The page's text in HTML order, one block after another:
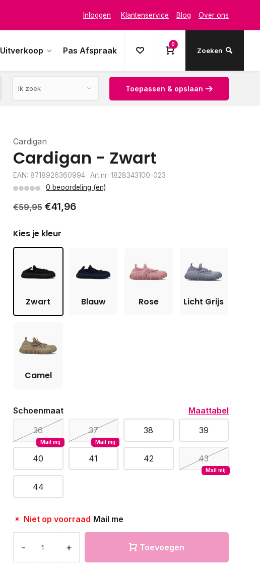
Inloggen Klantenservice Blog Over ons
Uitverkoop Pas Afspraak
0
Zoeken
Toepassen & opslaan
Cardigan
Cardigan - Zwart
EAN: 8718926360994
Art.nr: 1828343100-023
0 beoordeling (en)
€59,95 €41,96
Kies je kleur
Zwart Blauw Rose Licht Grijs
Camel
Schoenmaat Maattabel
Mail mij
36
Mail mij
37 38 39
40 41 42
Mail mij
43
44
Niet op voorraad Mail me
- + Toevoegen